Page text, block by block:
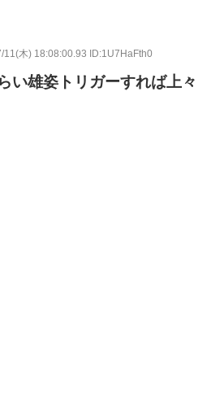
11(木) 18:08:00.93 ID:1U7HaFth0
雄姿トリガーすれば上々